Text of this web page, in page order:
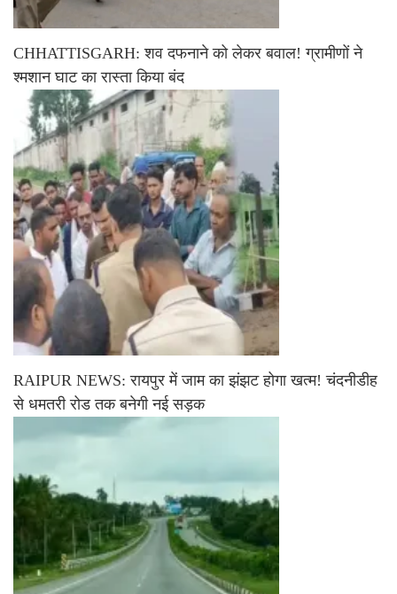
CHHATTISGARH: शव दफनाने को लेकर बवाल! ग्रामीणों ने
श्मशान घाट का रास्ता किया बंद
RAIPUR NEWS: रायपुर में जाम का झंझट होगा खत्म! चंदनीडीह
से धमतरी रोड तक बनेगी नई सड़क